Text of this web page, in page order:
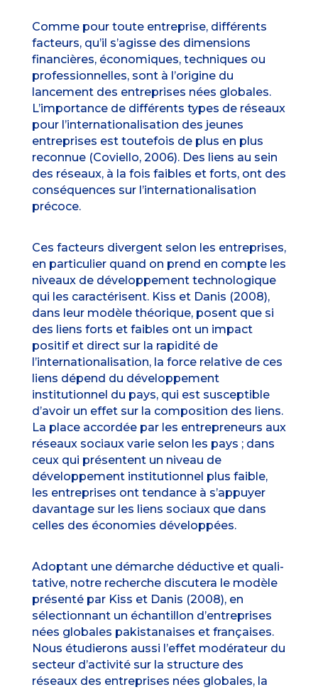
Comme pour toute entreprise, différents
facteurs, qu’il s’agisse des dimensions
financières, économiques, techniques ou
professionnelles, sont à l’origine du
lancement des entreprises nées globales.
L’importance de différents types de réseaux
pour l’internationalisation des jeunes
entreprises est toutefois de plus en plus
reconnue (Coviello, 2006). Des liens au sein
des réseaux, à la fois faibles et forts, ont des
conséquences sur l’internationalisation
précoce.
Ces facteurs divergent selon les entreprises,
en particulier quand on prend en compte les
niveaux de développement technologique
qui les caractérisent. Kiss et Danis (2008),
dans leur modèle théorique, posent que si
des liens forts et faibles ont un impact
positif et direct sur la rapidité de
l’internationalisation, la force relative de ces
liens dépend du développement
institutionnel du pays, qui est susceptible
d’avoir un effet sur la composition des liens.
La place accordée par les entrepreneurs aux
réseaux sociaux varie selon les pays ; dans
ceux qui présentent un niveau de
développement institutionnel plus faible,
les entreprises ont tendance à s’appuyer
davantage sur les liens sociaux que dans
celles des économies développées.
Adoptant une démarche déductive et quali-
tative, notre recherche discutera le modèle
présenté par Kiss et Danis (2008), en
sélectionnant un échantillon d’entreprises
nées globales pakistanaises et françaises.
Nous étudierons aussi l’effet modérateur du
secteur d’activité sur la structure des
réseaux des entreprises nées globales, la